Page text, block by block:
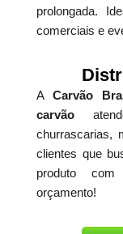
prolongada.
comerciais e
ACarvão
carvão
churrascarias,
clientes que
produto
orçamento!